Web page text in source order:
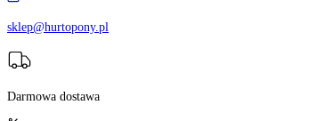
sklep@hurtopony.pl